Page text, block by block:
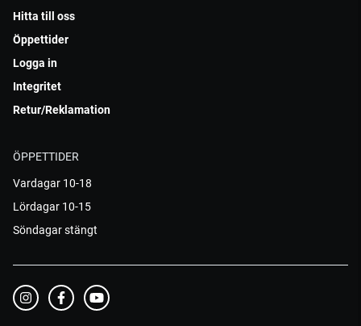
Hitta till oss
Öppettider
Logga in
Integritet
Retur/Reklamation
ÖPPETTIDER
Vardagar 10-18
Lördagar 10-15
Söndagar stängt